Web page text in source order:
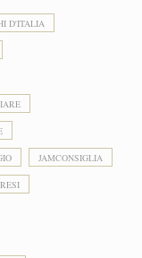
D'ITALIA
JAMCONSIGLIA